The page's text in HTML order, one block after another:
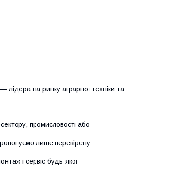
— лідера на ринку аграрної техніки та
промисловості або
лише перевірену
і сервіс будь-якої